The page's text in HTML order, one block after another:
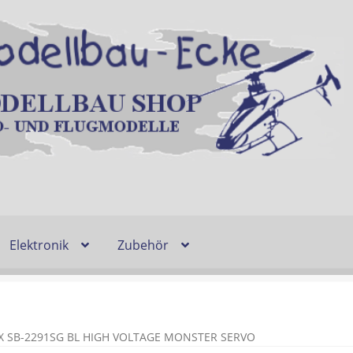
Elektronik Zubehör
Lieferzeit & Verfügbarkeit Gutschein
SB-2291SG BL HIGH VOLTAGE MONSTER SERVO